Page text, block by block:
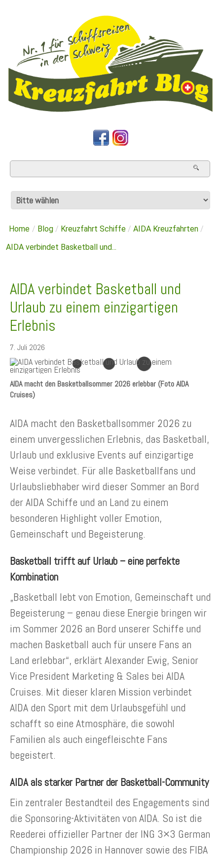
Home / Blog / Kreuzfahrt Schiffe / AIDA Kreuzfahrten /
AIDA verbindet Basketball und...
AIDA verbindet Basketball und
Urlaub zu einem einzigartigen
Erlebnis
7. Juli 2026
AIDA macht den Basketballsommer 2026 erlebbar (Foto AIDA
Cruises)
AIDA macht den Basketballsommer 2026 zu
einem unvergesslichen Erlebnis, das Basketball,
Urlaub und exklusive Events auf einzigartige
Weise verbindet. Für alle Basketballfans und
Urlaubsliebhaber wird dieser Sommer an Bord
der AIDA Schiffe und an Land zu einem
besonderen Highlight voller Emotion,
Gemeinschaft und Begeisterung.
Basketball trifft auf Urlaub – eine perfekte
Kombination
„Basketball lebt von Emotion, Gemeinschaft und
Begeisterung – genau diese Energie bringen wir
im Sommer 2026 an Bord unserer Schiffe und
machen Basketball auch für unsere Fans an
Land erlebbar“, erklärt Alexander Ewig, Senior
Vice President Marketing & Sales bei AIDA
Cruises. Mit dieser klaren Mission verbindet
AIDA den Sport mit dem Urlaubsgefühl und
schafft so eine Atmosphäre, die sowohl
Familien als auch eingefleischte Fans
begeistert.
AIDA als starker Partner der Basketball-Community
Ein zentraler Bestandteil des Engagements sind
die Sponsoring-Aktivitäten von AIDA. So ist die
Reederei offizieller Partner der ING 3×3 German
Championship 2026 in Hannover sowie des FIBA